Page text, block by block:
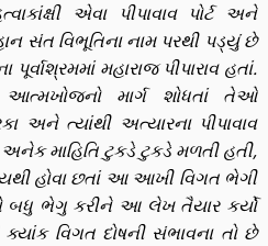
એવા પીપાવાવ પોર્ટ અને
સંત વિભૂતિના નામ પરથી પડ્યું છે
મહારાજ પીપારાવ હતાં.
આત્મખોજનો માર્ગ શોધતાં તેઓ
અને ત્યાંથી અત્યારના પીપાવાવ
માહિતિ ટુકડે ટુકડે મળતી હતી,
હોવા છતાં આ આખી વિગત ભેગી
બધુ ભેગુ કરીને આ લેખ તૈયાર કર્યો
વિગત દોષની સંભાવના તો છે